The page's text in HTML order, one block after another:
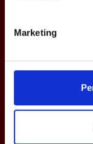
Marketing
Avda.